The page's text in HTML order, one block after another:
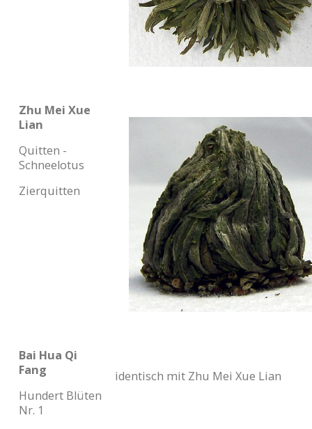
Zhu Mei Xue
Lian
Quitten -
Schneelotus
Zierquitten
Bai Hua Qi
Fang
Hundert Blüten
Nr. 1
identisch mit Zhu Mei Xue Lian